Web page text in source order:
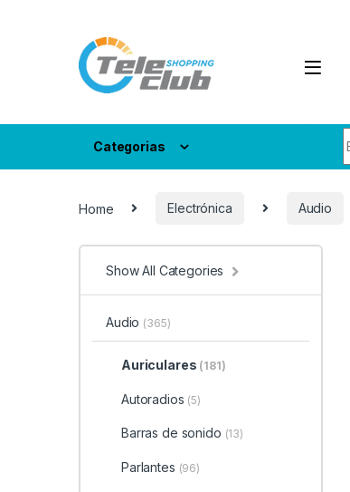
Categorias
Home Electrónica Audio
Show All Categories
Audio (365)
Auriculares (181)
Autoradios (5)
Barras de sonido (13)
Parlantes (96)